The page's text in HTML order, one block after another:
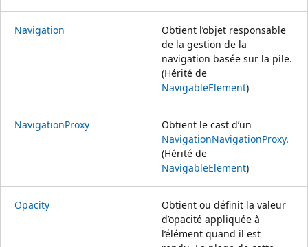
Navigation
Obtient l’objet responsable
de la gestion de la
navigation basée sur la pile.
(Hérité de
NavigableElement)
NavigationProxy
Obtient le cast d’un
NavigationNavigationProxy.
(Hérité de
NavigableElement)
Opacity
Obtient ou définit la valeur
d’opacité appliquée à
l’élément quand il est